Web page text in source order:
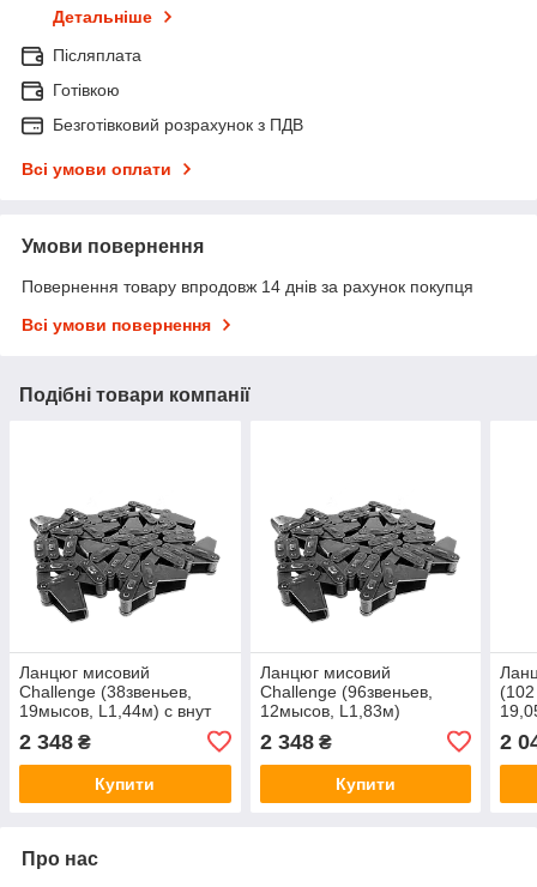
Детальніше
Післяплата
Готівкою
Безготівковий розрахунок з ПДВ
Всі умови оплати
Умови повернення
Повернення товару впродовж 14 днів за рахунок покупця
Всі умови повернення
Подібні товари компанії
Ланцюг мисовий
Challenge (38звеньев,
19мысов, L1,44м) с внут
03.030.А1F1
2 348 ₴
Купити
Ланцюг мисовий
Challenge (96звеньев,
12мысов, L1,83м)
10.01.00.300, 54-006.080
Challenge 100100300
2 348₴
Купити
2
Про нас